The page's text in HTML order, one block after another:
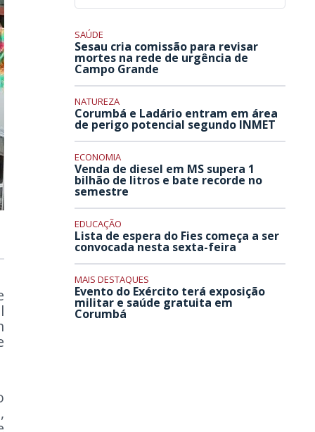
SAÚDE
Sesau cria comissão para revisar
mortes na rede de urgência de
Campo Grande
NATUREZA
Corumbá e Ladário entram em área
de perigo potencial segundo INMET
ECONOMIA
Venda de diesel em MS supera 1
bilhão de litros e bate recorde no
semestre
EDUCAÇÃO
Lista de espera do Fies começa a ser
convocada nesta sexta-feira
MAIS DESTAQUES
Evento do Exército terá exposição
militar e saúde gratuita em
Corumbá